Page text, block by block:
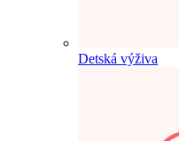
Detská výživa